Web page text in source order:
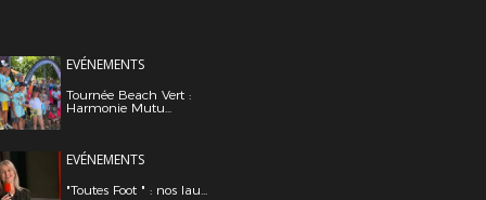
EVÉNEMENTS
Tournée Beach Vert :
Harmonie Mutu...
EVÉNEMENTS
"Toutes Foot " : nos lau...